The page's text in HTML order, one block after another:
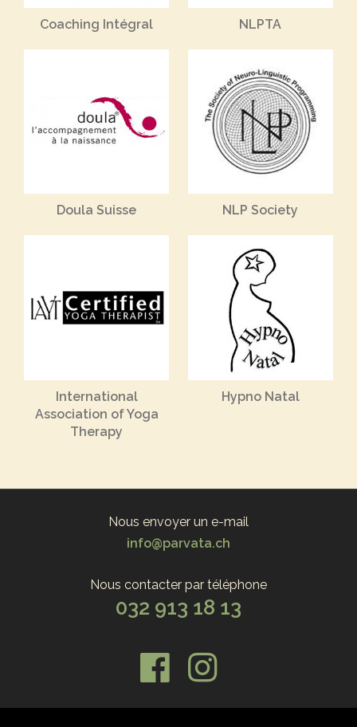
Coaching Intégral NLPTA
Doula Suisse NLP Society
International
Association of Yoga
Therapy
Hypno Natal
Nous envoyer un e-mail
info@parvata.ch
Nous contacter par téléphone
032 913 18 13